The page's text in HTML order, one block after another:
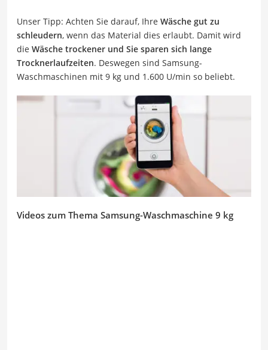
Unser Tipp: Achten Sie darauf, Ihre Wäsche gut zu
schleudern, wenn das Material dies erlaubt. Damit wird
die Wäsche trockener und Sie sparen sich lange
Trocknerlaufzeiten. Deswegen sind Samsung-
Waschmaschinen mit 9 kg und 1.600 U/min so beliebt.
Videos zum Thema Samsung-Waschmaschine 9 kg